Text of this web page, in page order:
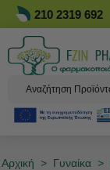
210 2319 692
Αρχική > Γυναίκα >